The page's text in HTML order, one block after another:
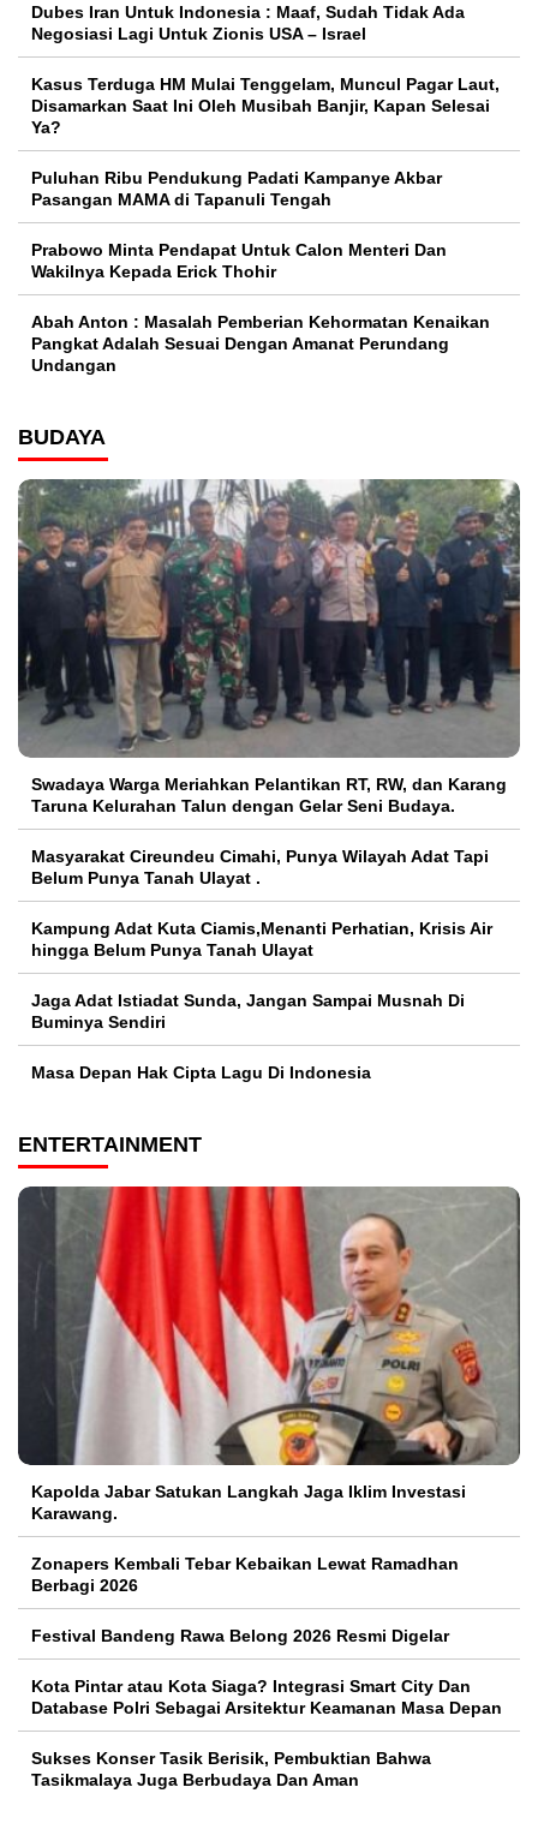
Dubes Iran Untuk Indonesia : Maaf, Sudah Tidak Ada
Negosiasi Lagi Untuk Zionis USA – Israel
Kasus Terduga HM Mulai Tenggelam, Muncul Pagar Laut,
Disamarkan Saat Ini Oleh Musibah Banjir, Kapan Selesai
Ya?
Puluhan Ribu Pendukung Padati Kampanye Akbar
Pasangan MAMA di Tapanuli Tengah
Prabowo Minta Pendapat Untuk Calon Menteri Dan
Wakilnya Kepada Erick Thohir
Abah Anton : Masalah Pemberian Kehormatan Kenaikan
Pangkat Adalah Sesuai Dengan Amanat Perundang
Undangan
BUDAYA
Swadaya Warga Meriahkan Pelantikan RT, RW, dan Karang
Taruna Kelurahan Talun dengan Gelar Seni Budaya.
Masyarakat Cireundeu Cimahi, Punya Wilayah Adat Tapi
Belum Punya Tanah Ulayat .
Kampung Adat Kuta Ciamis,Menanti Perhatian, Krisis Air
hingga Belum Punya Tanah Ulayat
Jaga Adat Istiadat Sunda, Jangan Sampai Musnah Di
Buminya Sendiri
Masa Depan Hak Cipta Lagu Di Indonesia
ENTERTAINMENT
Kapolda Jabar Satukan Langkah Jaga Iklim Investasi
Karawang.
Zonapers Kembali Tebar Kebaikan Lewat Ramadhan
Berbagi 2026
Festival Bandeng Rawa Belong 2026 Resmi Digelar
Kota Pintar atau Kota Siaga? Integrasi Smart City Dan
Database Polri Sebagai Arsitektur Keamanan Masa Depan
Sukses Konser Tasik Berisik, Pembuktian Bahwa
Tasikmalaya Juga Berbudaya Dan Aman